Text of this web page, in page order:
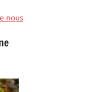
nous